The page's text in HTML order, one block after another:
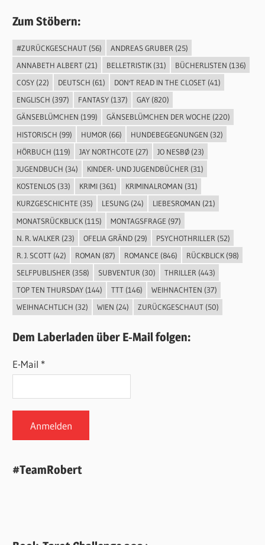
Zum Stöbern:
#ZURÜCKGESCHAUT(56) ANDREAS GRUBER (25)
ANNABETH ALBERT(21) BELLETRISTIK(31) BÜCHERLISTEN (136)
COSY(22) DEUTSCH (61) DON'T READ IN THE CLOSET(41)
ENGLISCH (397) FANTASY(137) GAY(820)
GÄNSEBLÜMCHEN (199) GÄNSEBLÜMCHEN DER WOCHE (220)
HISTORISCH (99) HUMOR (66) HUNDEBEGEGNUNGEN (32)
HÖRBUCH (119) JAY NORTHCOTE (27) JO NESBØ(23)
JUGENDBUCH (34) KINDER- UND JUGENDBÜCHER (31)
KOSTENLOS(33) KRIMI(361) KRIMINALROMAN (31)
KURZGESCHICHTE (35) LESUNG(24) LIEBESROMAN (21)
MONATSRÜCKBLICK(115) MONTAGSFRAGE (97)
N. R. WALKER (23) OFELIA GRÄND(29) PSYCHOTHRILLER (52)
R. J. SCOTT(42) ROMAN (87) ROMANCE (846) RÜCKBLICK(98)
SELFPUBLISHER (358) SUBVENTUR (30) THRILLER (443)
TOP TEN THURSDAY(144) TTT(146) WEIHNACHTEN (37)
WEIHNACHTLICH (32) WIEN (24) ZURÜCKGESCHAUT(50)
Dem Laberladen über E-Mail folgen:
E-Mail *
#TeamRobert